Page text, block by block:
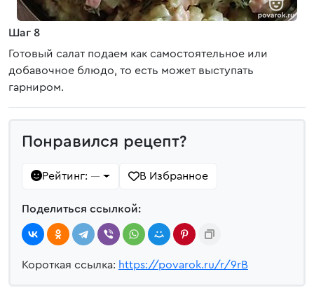
Шаг 8
Готовый салат подаем как самостоятельное или
добавочное блюдо, то есть может выступать
гарниром.
Понравился рецепт?
Рейтинг: — В Избранное
Поделиться ссылкой:
Короткая ссылка: https://povarok.ru/r/9rB